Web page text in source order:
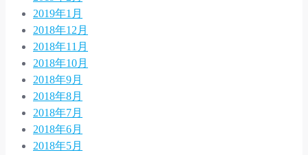
2019年1月
2018年12月
2018年11月
2018年10月
2018年9月
2018年8月
2018年7月
2018年6月
2018年5月